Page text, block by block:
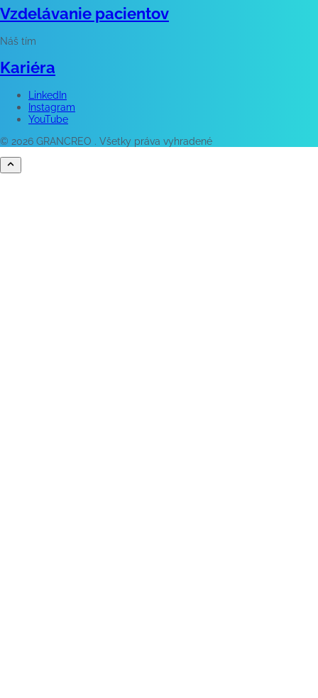
Vzdelávanie pacientov
Náš tím
Kariéra
LinkedIn
Instagram
YouTube
© 2026 GRANCREO . Všetky práva vyhradené